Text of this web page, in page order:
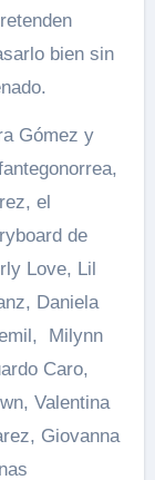
bien sin
Gómez y
el
de
Love, Lil
Daniela
Milynn
Caro,
Valentina
Giovanna